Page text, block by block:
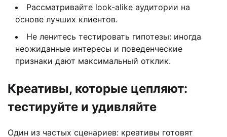
Рассматривайте look-alike аудитории на
основе лучших клиентов.
Не ленитесь тестировать гипотезы: иногда
неожиданные интересы и поведенческие
признаки дают максимальный отклик.
Креативы, которые цепляют:
тестируйте и удивляйте
Один из частых сценариев: креативы готовят